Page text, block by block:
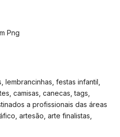
Png
lembrancinhas, festas infantil,
camisas, canecas, tags,
a profissionais das áreas
artesão, arte finalistas,